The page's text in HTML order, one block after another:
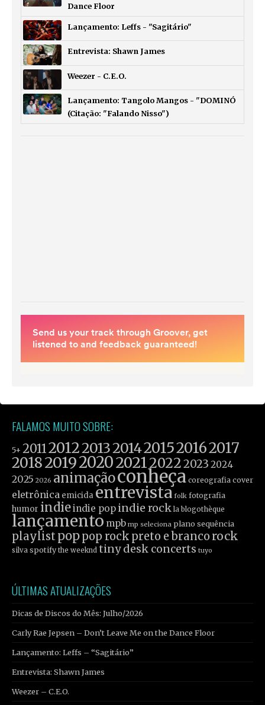
Dance Floor
Lançamento: Leffs - "Sagitário"
Entrevista: Shawn James
Weezer - C.E.O.
Lançamento: Tangolo Mangos - "DOMINÓ
(Citação: "Falando Nisso")
FALAMOS MUITO SOBRE:
5+ 2011201220132014201520162017
201820192020202120222023 2024
2025 2026 animaçãoconheça coreografia cover
eletrônica emicida entrevista folk fotografia
humor indieindie pop indie rock la blogothèque
lançamento mpb mp seleciona plano sequência
playlist poppop rock preto e branco rock
silva spotify the weeknd tiny desk concerts tuyo
ÚLTIMAS ATUALIZAÇÕES
Dicas de Discos do Mês: Julho/2026
Carly Rae Jepsen – Don’t Leave Me on the Dance Floor
Lançamento: Leffs – “Sagitário”
Entrevista: Shawn James
Weezer – C.E.O.